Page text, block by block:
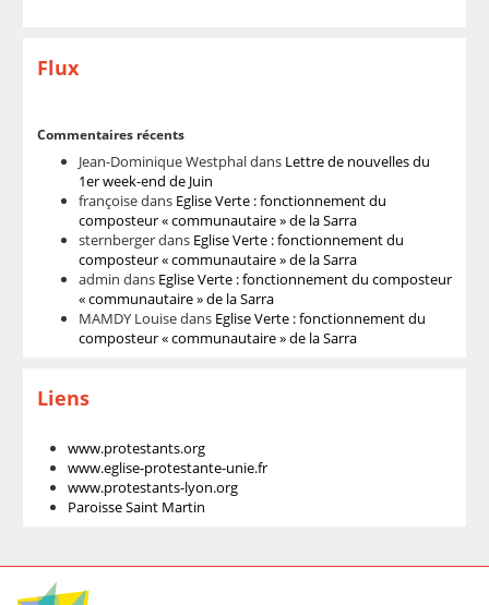
Flux
Commentaires récents
Jean-Dominique Westphaldans Lettre de nouvelles du
1er week-end de Juin
françoisedans Eglise Verte : fonctionnement du
composteur « communautaire » de la Sarra
sternbergerdans Eglise Verte : fonctionnement du
composteur « communautaire » de la Sarra
admin dans Eglise Verte : fonctionnement du composteur
« communautaire » de la Sarra
MAMDY Louisedans Eglise Verte : fonctionnement du
composteur « communautaire » de la Sarra
Liens
www.protestants.org
www.eglise-protestante-unie.fr
www.protestants-lyon.org
Paroisse Saint Martin